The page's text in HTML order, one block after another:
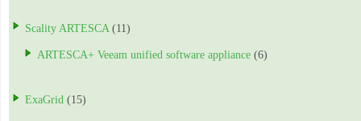
Scality ARTESCA (11)
ARTESCA+ Veeam unified software appliance (6)
ExaGrid (15)